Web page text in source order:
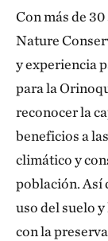
Con más de
Nature
y experiencia
para la
reconocer la
beneficios a
climático y
población. Así
uso del suelo
con la